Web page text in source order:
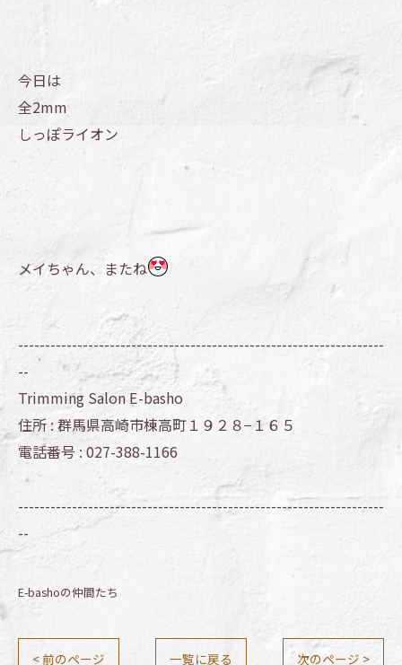
今日は
全2mm
しっぽライオン
メイちゃん、またね
--------------------------------------------------------------------
--
Trimming Salon E-basho
住所 : 群馬県高崎市棟高町１９２８−１６５
電話番号 : 027-388-1166
--------------------------------------------------------------------
--
E-bashoの仲間たち
< 前のページ 一覧に戻る 次のページ >